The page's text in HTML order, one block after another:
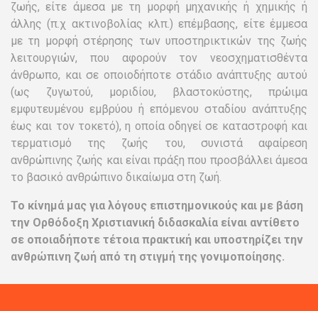
ζωής, είτε άμεσα με τη μορφή μηχανικής ή χημικής ή
άλλης (π.χ ακτινοβολίας κλπ.) επέμβασης, είτε έμμεσα
με τη μορφή στέρησης των υποστηρικτικών της ζωής
λειτουργιών, που αφορούν τον νεοσχηματισθέντα
άνθρωπο, και σε οποιοδήποτε στάδιο ανάπτυξης αυτού
(ως ζυγωτού, μοριδίου, βλαστοκύστης, πρώιμα
εμφυτευμένου εμβρύου ή επόμενου σταδίου ανάπτυξης
έως και τον τοκετό), η οποία οδηγεί σε καταστροφή και
τερματισμό της ζωής του, συνιστά αφαίρεση
ανθρώπινης ζωής και είναι πράξη που προσβάλλει άμεσα
το βασικό ανθρώπινο δικαίωμα στη ζωή.
Το κίνημά μας για λόγους επιστημονικούς και με βάση
την Ορθόδοξη Χριστιανική διδασκαλία είναι αντίθετο
σε οποιαδήποτε τέτοια πρακτική και υποστηρίζει την
ανθρώπινη ζωή από τη στιγμή της γονιμοποίησης.